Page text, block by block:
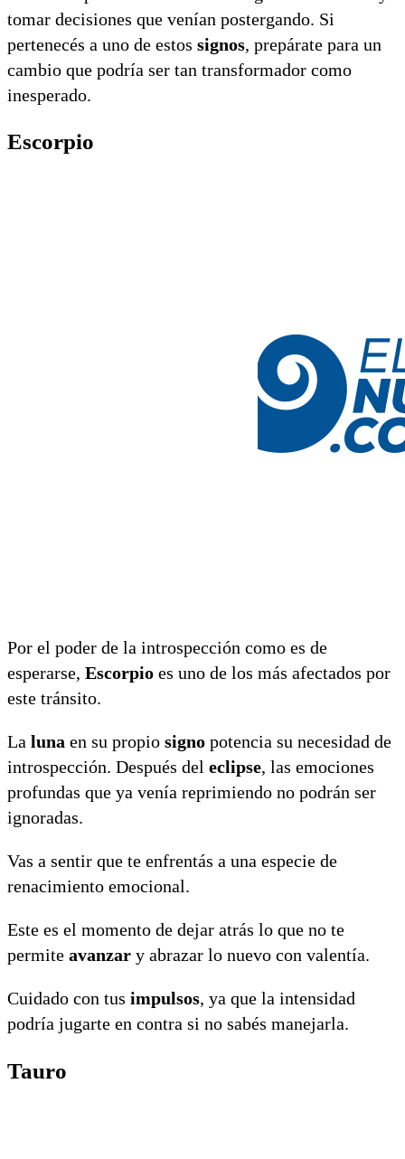
tomar decisiones que venían postergando. Si
pertenecés a uno de estos signos, prepárate para un
cambio que podría ser tan transformador como
inesperado.
Escorpio
Por el poder de la introspección como es de
esperarse, Escorpio es uno de los más afectados por
este tránsito.
La luna en su propio signo potencia su necesidad de
introspección. Después del eclipse, las emociones
profundas que ya venía reprimiendo no podrán ser
ignoradas.
Vas a sentir que te enfrentás a una especie de
renacimiento emocional.
Este es el momento de dejar atrás lo que no te
permite avanzar y abrazar lo nuevo con valentía.
Cuidado con tus impulsos, ya que la intensidad
podría jugarte en contra si no sabés manejarla.
Tauro